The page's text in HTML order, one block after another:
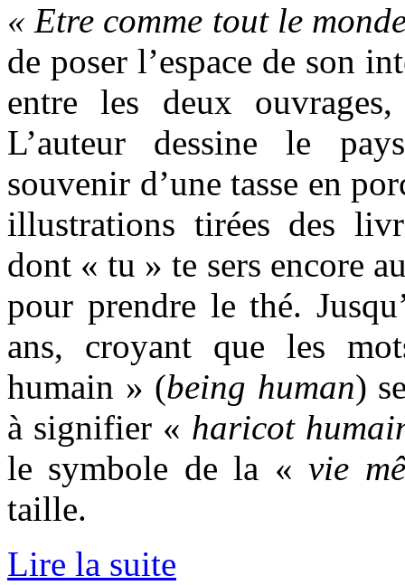
« Etre comme tout le
de poser l’espace de son
entre les deux
L’auteur dessine le
souvenir d’une tasse en
illustrations tirées des
dont « tu » te sers encore
pour prendre le thé.
ans, croyant que les
humain » (being human)
à signifier « haricot
le symbole de la «vie
taille.
Lire la suite